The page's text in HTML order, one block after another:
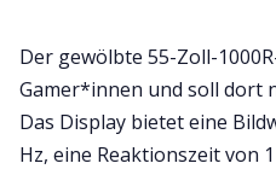
Der gewölbte 55-Zoll-
Gamer*innen und soll dort
Das Display bietet eine
Hz, eine Reaktionszeit von